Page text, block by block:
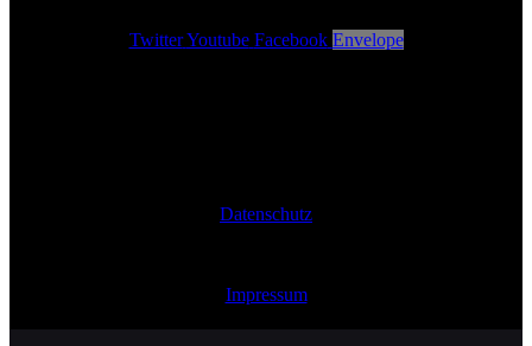
Twitter Youtube Facebook Envelope
Datenschutz
Impressum